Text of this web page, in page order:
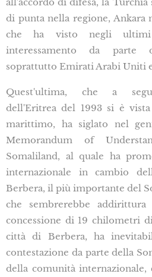
di punta nella regione, Ankara
che ha visto negli ultimi
interessamento da parte
soprattutto Emirati Arabi Uniti
Quest'ultima, che a
dell'Eritrea del 1993 si è
marittimo, ha siglato nel
Memorandum of
Somaliland, al quale ha
internazionale in cambio
Berbera, il più importante del
che sembrerebbe
concessione di 19 chilometri
città di Berbera, ha
contestazione da parte della
della comunità internazionale,